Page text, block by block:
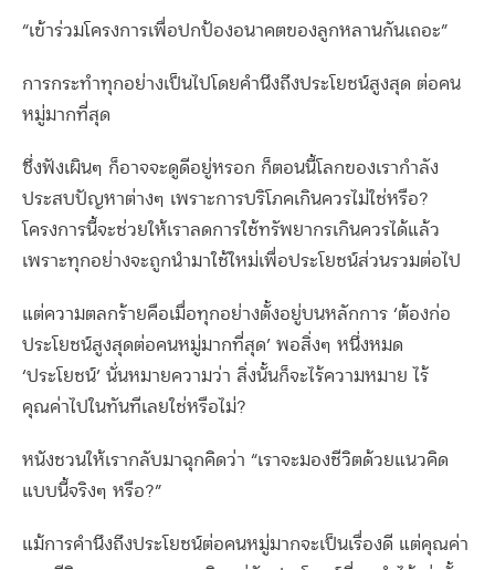
“เข้าร่วมโครงการเพื่อปกป้องอนาคตของลูกหลานกันเถอะ”
การกระทำทุกอย่างเป็นไปโดยคำนึงถึงประโยชน์สูงสุด ต่อคน
หมู่มากที่สุด
ซึ่งฟังเผินๆ ก็อาจจะดูดีอยู่หรอก ก็ตอนนี้โลกของเรากำลัง
ประสบปัญหาต่างๆ เพราะการบริโภคเกินควรไม่ใช่หรือ?
โครงการนี้จะช่วยให้เราลดการใช้ทรัพยากรเกินควรได้แล้ว
เพราะทุกอย่างจะถูกนำมาใช้ใหม่เพื่อประโยชน์ส่วนรวมต่อไป
แต่ความตลกร้ายคือเมื่อทุกอย่างตั้งอยู่บนหลักการ ‘ต้องก่อ
ประโยชน์สูงสุดต่อคนหมู่มากที่สุด’ พอสิ่งๆ หนึ่งหมด
‘ประโยชน์’ นั่นหมายความว่า สิ่งนั้นก็จะไร้ความหมาย ไร้
คุณค่าไปในทันทีเลยใช่หรือไม่?
หนังชวนให้เรากลับมาฉุกคิดว่า “เราจะมองชีวิตด้วยแนวคิด
แบบนี้จริงๆ หรือ?”
แม้การคำนึงถึงประโยชน์ต่อคนหมู่มากจะเป็นเรื่องดี แต่คุณค่า